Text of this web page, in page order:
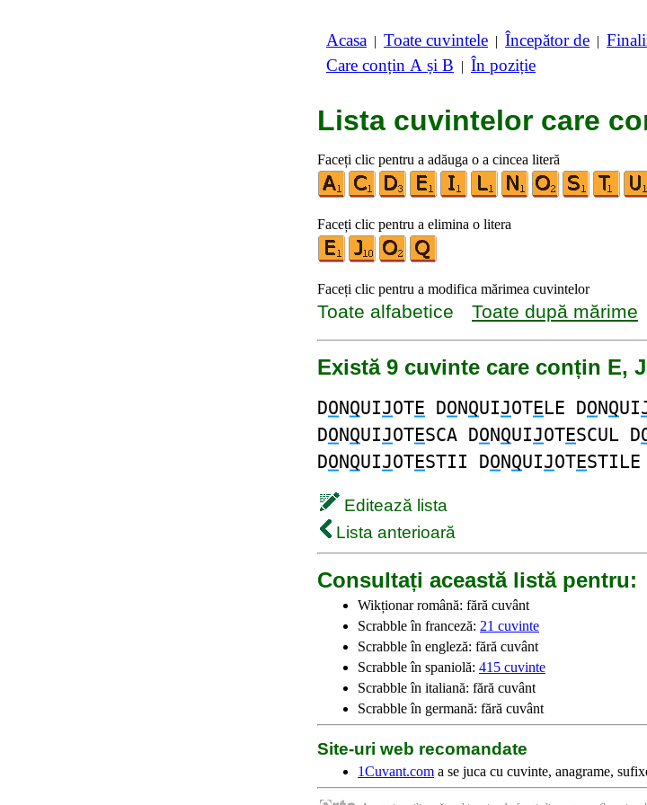
Acasa | Toate cuvintele | Începător de |
Care conțin A și B | În poziție
Lista cuvintelor care
Faceți clic pentru a adăuga o a cincea literă
Faceți clic pentru a elimina o litera
Faceți clic pentru a modifica mărimea cuvintelor
Toate alfabetice Toate după mărime
Există 9 cuvinte care conțin E,
DONQUIJOTE DONQUIJOTELE DONQUI
DONQUIJOTESCA DONQUIJOTESCUL D
DONQUIJOTESTII DONQUIJOTESTILE
Editează lista
Lista anterioară
Consultați această listă pentru:
Wikționar română: fără cuvânt
Scrabble în franceză: 21 cuvinte
Scrabble în engleză: fără cuvânt
Scrabble în spaniolă: 415 cuvinte
Scrabble în italiană: fără cuvânt
Scrabble în germană: fără cuvânt
Site-uri web recomandate
1Cuvant.com a se juca cu cuvinte, anagrame,